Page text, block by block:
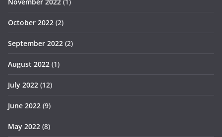
October 2022 (2)
September 2022 (2)
August 2022 (1)
July 2022 (12)
June 2022 (9)
May 2022 (8)